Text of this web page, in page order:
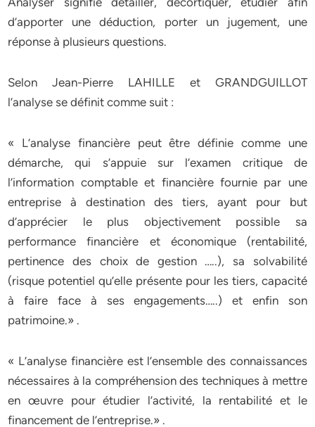
d’apporter une déduction, porter un jugement, une
réponse à plusieurs questions.
Selon Jean-Pierre LAHILLE et GRANDGUILLOT
l’analyse se définit comme suit :
« L’analyse financière peut être définie comme une
démarche, qui s’appuie sur l’examen critique de
l’information comptable et financière fournie par une
entreprise à destination des tiers, ayant pour but
d’apprécier le plus objectivement possible sa
performance financière et économique (rentabilité,
pertinence des choix de gestion …..), sa solvabilité
(risque potentiel qu’elle présente pour les tiers, capacité
à faire face à ses engagements…..) et enfin son
patrimoine.» .
« L’analyse financière est l’ensemble des connaissances
nécessaires à la compréhension des techniques à mettre
en œuvre pour étudier l’activité, la rentabilité et le
financement de l’entreprise.» .